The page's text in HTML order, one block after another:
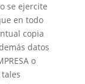
se ejercite
en todo
copia
datos
o